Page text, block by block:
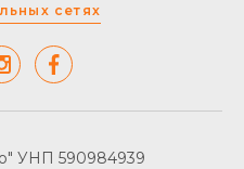
сетях
УНП 590984939